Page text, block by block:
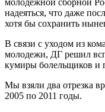
надеяться, что даже
хотя бы сохранить
В связи с уходом из
молодежи, ДГ решил
кумиры болельщиков и
Мы взяли два отрезка
2005 по 2011 годы.